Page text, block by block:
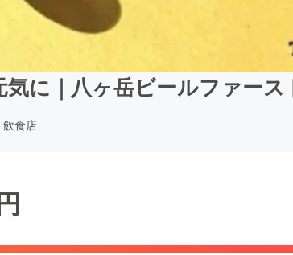
に｜八ヶ岳ビールファース
飲食店